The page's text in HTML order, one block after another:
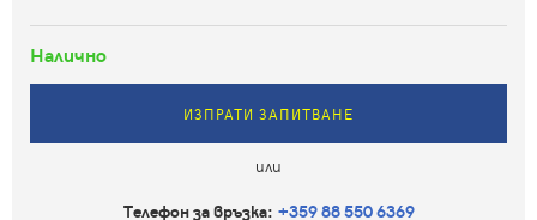
Налично
ИЗПРАТИ ЗАПИТВАНЕ
или
Телефон за връзка: +359 88 550 6369